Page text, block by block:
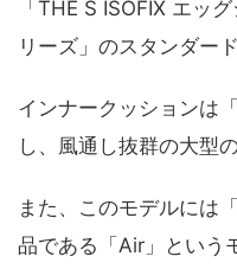
「THE S ISOFIX エッ
リーズ」のスタンダー
インナークッションは
し、風通し抜群の大型
また、このモデルには
品である「Air」という